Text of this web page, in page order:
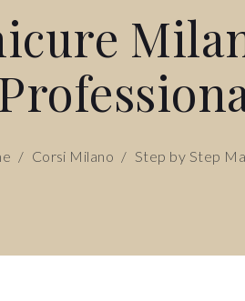
/ Corsi Milano /